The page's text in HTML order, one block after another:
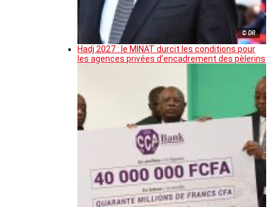
© DR
Hadj 2027 : le MINAT durcit les conditions pour
les agences privées d’encadrement des pèlerins